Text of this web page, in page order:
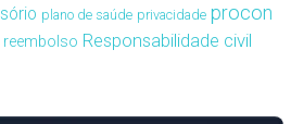
plano de saúde privacidade procon
reembolso Responsabilidade civil